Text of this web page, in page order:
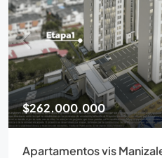
$262.000.000
Apartamentos vis